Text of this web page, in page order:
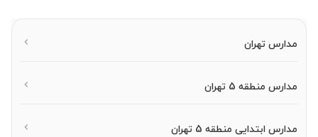
مدارس تهران
مدارس منطقه 5 تهران
مدارس ابتدایی منطقه 5 تهران